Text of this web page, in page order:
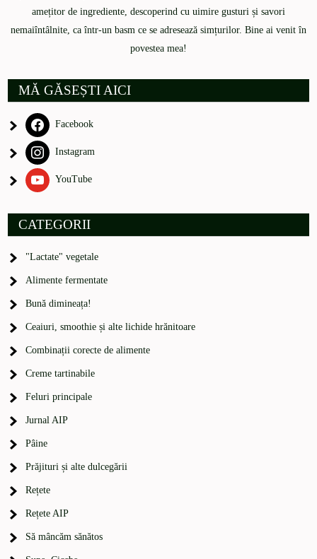
amețitor de ingrediente, descoperind cu uimire gusturi și savori
nemaiîntâlnite, ca într-un basm ce se adresează simțurilor. Bine ai venit în
povestea mea!
MĂ GĂSEȘTI AICI
Facebook
Instagram
YouTube
CATEGORII
"Lactate" vegetale
Alimente fermentate
Bună dimineața!
Ceaiuri, smoothie și alte lichide hrănitoare
Combinații corecte de alimente
Creme tartinabile
Feluri principale
Jurnal AIP
Pâine
Prăjituri și alte dulcegării
Rețete
Rețete AIP
Să mâncăm sănătos